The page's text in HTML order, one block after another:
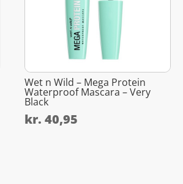
Wet n Wild – Mega Protein
Waterproof Mascara – Very
Black
kr. 40,95